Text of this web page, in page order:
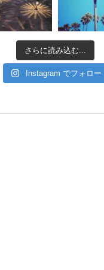
さらに読み込む...
Instagram でフォロー